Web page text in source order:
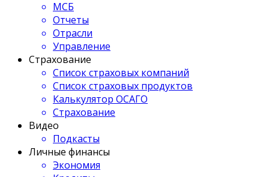
МСБ
Отчеты
Отрасли
Управление
Страхование
Список страховых компаний
Список страховых продуктов
Калькулятор ОСАГО
Страхование
Видео
Подкасты
Личные финансы
Экономия